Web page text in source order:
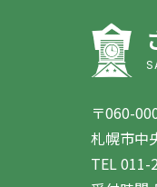
〒060-
札幌市中
TEL 011-